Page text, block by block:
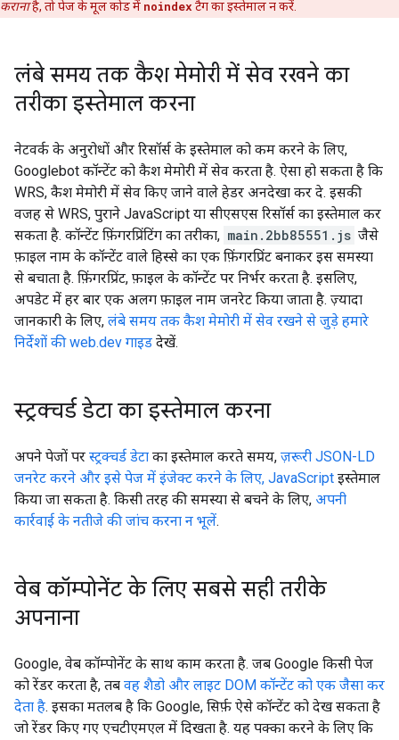
करानाहै, तो पेज के मूल कोड में noindex टैग का इस्तेमाल न करें.
लंबे समय तक कैश मेमोरी में सेव रखने का
तरीका इस्तेमाल करना
नेटवर्क के अनुरोधों और रिसॉर्स के इस्तेमाल को कम करने के लिए,
Googlebot कॉन्टेंट को कैश मेमोरी में सेव करता है. ऐसा हो सकता है कि
WRS, कैश मेमोरी में सेव किए जाने वाले हेडर अनदेखा कर दे. इसकी
वजह से WRS, पुराने JavaScript या सीएसएस रिसॉर्स का इस्तेमाल कर
सकता है. कॉन्टेंट फ़िंगरप्रिंटिंग का तरीका, main.2bb85551.js जैसे
फ़ाइल नाम के कॉन्टेंट वाले हिस्से का एक फ़िंगरप्रिंट बनाकर इस समस्या
से बचाता है. फ़िंगरप्रिंट, फ़ाइल के कॉन्टेंट पर निर्भर करता है. इसलिए,
अपडेट में हर बार एक अलग फ़ाइल नाम जनरेट किया जाता है. ज़्यादा
जानकारी के लिए, लंबे समय तक कैश मेमोरी में सेव रखने से जुड़े हमारे
निर्देशों की web.dev गाइड देखें.
स्ट्रक्चर्ड डेटा का इस्तेमाल करना
अपने पेजों पर स्ट्रक्चर्ड डेटा का इस्तेमाल करते समय, ज़रूरी JSON-LD
जनरेट करने और इसे पेज में इंजेक्ट करने के लिए, JavaScript इस्तेमाल
किया जा सकता है. किसी तरह की समस्या से बचने के लिए, अपनी
कार्रवाई के नतीजे की जांच करना न भूलें.
वेब कॉम्पोनेंट के लिए सबसे सही तरीके
अपनाना
Google, वेब कॉम्पोनेंट के साथ काम करता है. जब Google किसी पेज
को रेंडर करता है, तब वह शैडो और लाइट DOM कॉन्टेंट को एक जैसा कर
देता है. इसका मतलब है कि Google, सिर्फ़ ऐसे कॉन्टेंट को देख सकता है
जो रेंडर किए गए एचटीएमएल में दिखता है. यह पक्का करने के लिए कि